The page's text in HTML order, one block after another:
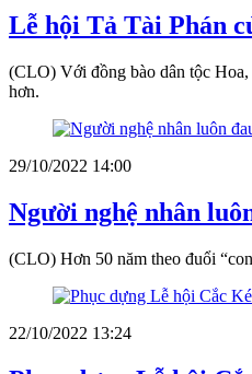
Lễ hội Tả Tài Phán
(CLO) Với đồng bào dân tộc
hơn.
29/10/2022 14:00
Người nghệ nhân
(CLO) Hơn 50 năm theo đuổi
22/10/2022 13:24